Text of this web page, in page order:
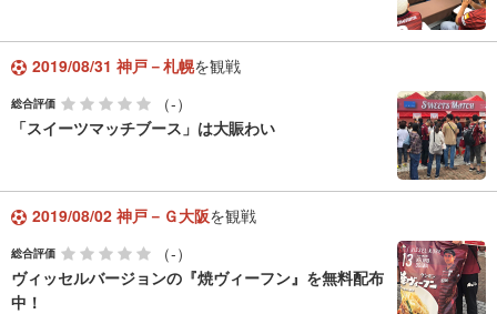
2019/08/31 神戸－札幌を観戦
総合評価
（-）
「スイーツマッチブース」は大賑わい
2019/08/02 神戸－Ｇ大阪を観戦
総合評価
（-）
ヴィッセルバージョンの『焼ヴィーフン』を無料配布
中！